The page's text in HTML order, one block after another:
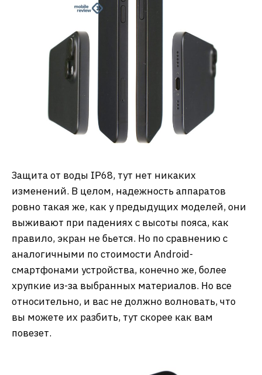
Защита от воды IP68, тут нет никаких
изменений. В целом, надежность аппаратов
ровно такая же, как у предыдущих моделей, они
выживают при падениях с высоты пояса, как
правило, экран не бьется. Но по сравнению с
аналогичными по стоимости Android-
смартфонами устройства, конечно же, более
хрупкие из-за выбранных материалов. Но все
относительно, и вас не должно волновать, что
вы можете их разбить, тут скорее как вам
повезет.